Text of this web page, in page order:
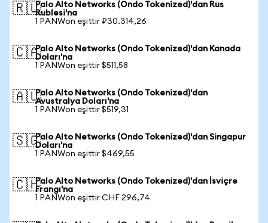
🇷🇺Palo Alto Networks (Ondo Tokenized)'dan Rus
Rublesi'na
1 PANWon eşittir ₽30.314,26
🇨🇦Palo Alto Networks (Ondo Tokenized)'dan Kanada
Doları'na
1 PANWon eşittir $511,58
🇦🇺Palo Alto Networks (Ondo Tokenized)'dan
Avustralya Doları'na
1 PANWon eşittir $519,31
🇸🇬Palo Alto Networks (Ondo Tokenized)'dan Singapur
Doları'na
1 PANWon eşittir $469,55
🇨🇭Palo Alto Networks (Ondo Tokenized)'dan İsviçre
Frangı'na
1 PANWon eşittir CHF 296,74